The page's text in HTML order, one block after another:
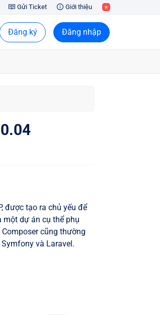
Gửi Ticket Giới thiệu
Đăng ký Đăng nhập
được tạo ra chủ yếu để
một dự án cụ thể phụ
cũng thường
và Laravel.